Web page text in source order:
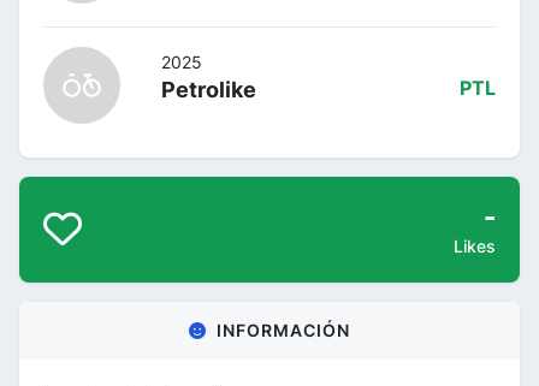
2025
Petrolike PTL
-
Likes
INFORMACIÓN